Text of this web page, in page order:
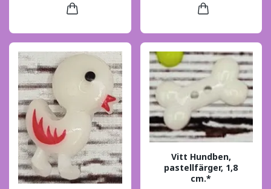
Vitt Hundben,
pastellfärger, 1,8
cm.*